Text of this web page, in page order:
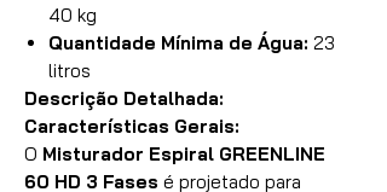
40 kg
Quantidade Mínima de Água: 23
litros
Descrição Detalhada:
Características Gerais:
O Misturador Espiral GREENLINE
60 HD 3 Fases é projetado para